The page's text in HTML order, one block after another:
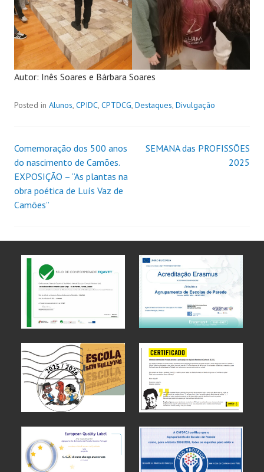
Autor: Inês Soares e Bárbara Soares
Posted in Alunos, CPIDC, CPTDCG, Destaques, Divulgação
Comemoração dos 500 anos
do nascimento de Camões.
EXPOSIÇÃO – “As plantas na
obra poética de Luís Vaz de
Camões”
SEMANA das PROFISSÕES
2025